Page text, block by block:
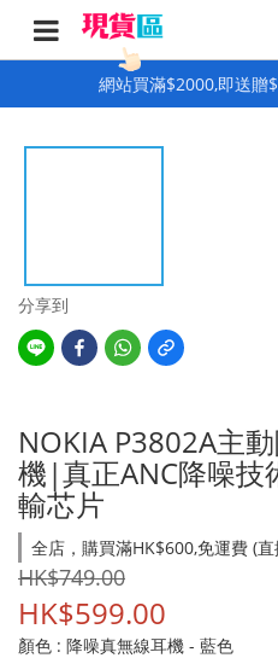
網站買滿$2000,即送贈
分享到
NOKIA P3802A主
機|真正ANC降噪
輸芯片
全店，購買滿HK$600,免運費 (
HK$749.00
HK$599.00
顏色 : 降噪真無線耳機 - 藍色